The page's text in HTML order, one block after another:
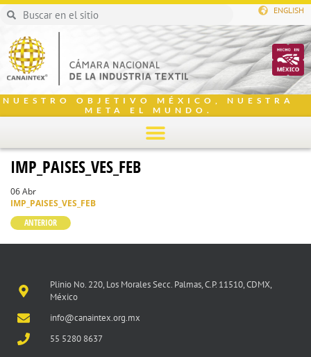
ENGLISH
NUESTRO OBJETIVO MÉXICO, NUESTRA
META EL MUNDO.
IMP_PAISES_VES_FEB
06 Abr
IMP_PAISES_VES_FEB
ANTERIOR
Plinio No. 220, Los Morales Secc. Palmas, C.P. 11510, CDMX,
México
info@canaintex.org.mx
55 5280 8637